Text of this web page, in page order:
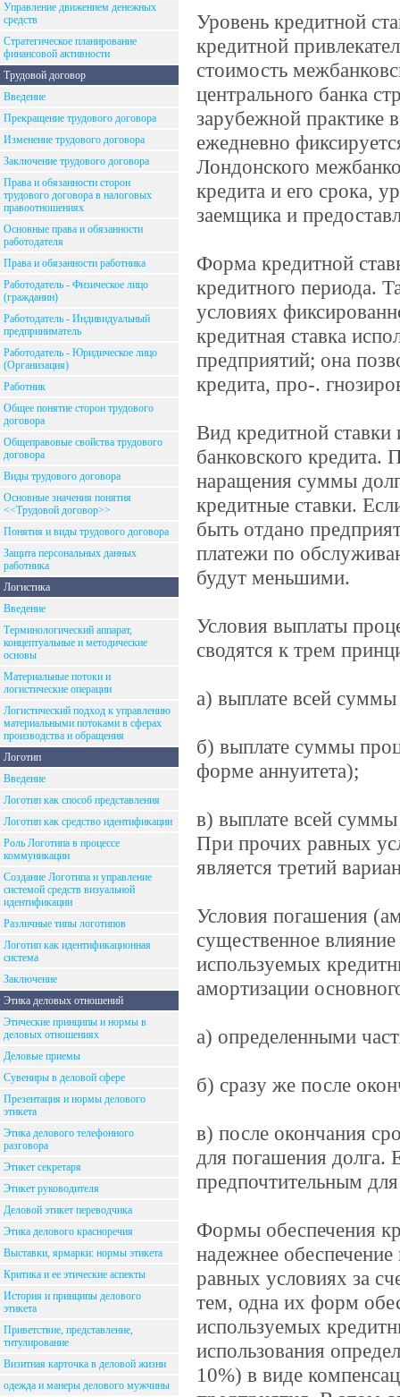
Управление движением денежных
средств
Стратегическое планирование
финансовой активности
Трудовой договор
Введение
Прекращение трудового договора
Изменение трудового договора
Заключение трудового договора
Права и обязанности сторон
трудового договора в налоговых
правоотношениях
Основные права и обязанности
работодателя
Права и обязанности работника
Работодатель - Физическое лицо
(гражданин)
Работодатель - Индивидуальный
предприниматель
Работодатель - Юридическое лицо
(Организация)
Работник
Общее понятие сторон трудового
договора
Общеправовые свойства трудового
договора
Виды трудового договора
Основные значения понятия
<<Трудовой договор>>
Понятия и виды трудового договора
Защита персональных данных
работника
Логистика
Введение
Терминологический аппарат,
концептуальные и методические
основы
Материальные потоки и
логистические операции
Логистический подход к управлению
материальными потоками в сферах
производства и обращения
Логотип
Введение
Логотип как способ представления
Логотип как средство идентификации
Роль Логотипа в процессе
коммуникации
Создание Логотипа и управление
системой средств визуальной
идентификации
Различные типы логотипов
Логотип как идентификационная
система
Заключение
Этика деловых отношений
Этические принципы и нормы в
деловых отношениях
Деловые приемы
Сувениры в деловой сфере
Презентация и нормы делового
этикета
Этика делового телефонного
разговора
Этикет секретаря
Этикет руководителя
Деловой этикет переводчика
Этика делового красноречия
Выставки, ярмарки: нормы этикета
Критика и ее этические аспекты
История и принципы делового
этикета
Приветствие, представление,
титулирование
Визитная карточка в деловой жизни
одежда и манеры делового мужчины
Уровень кредитной
кредитной
стоимость
центрального банка
зарубежной практике
ежедневно
Лондонского
кредита и его срока,
заемщика и
Форма кредитной
кредитного периода.
условиях
кредитная ставка
предприятий; она
кредита, про-.
Вид кредитной
банковского
наращения суммы
кредитные ставки.
быть отдано
платежи по
будут меньшими.
Условия выплаты
сводятся к трем
а) выплате всей
б) выплате суммы
форме аннуитета);
в) выплате всей
При прочих равных
является третий
Условия погашения
существенное
используемых
амортизации
а) определенными
б) сразу же после
в) после окончания
для погашения долга.
предпочтительным
Формы обеспечения
надежнее
равных условиях за
тем, одна их форм
используемых
использования
10%) в виде